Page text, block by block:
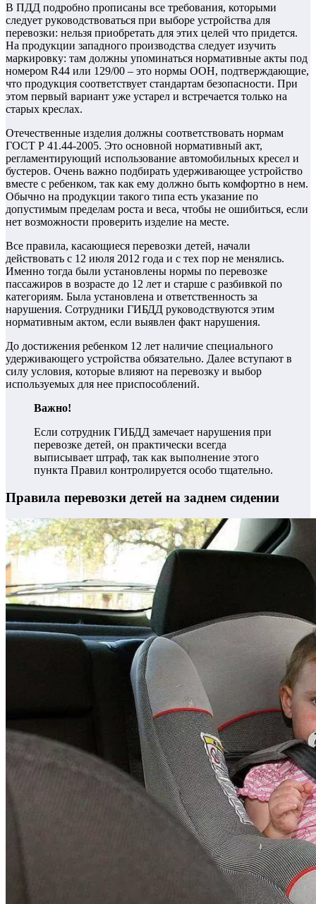
В ПДД подробно прописаны все требования, которыми
следует руководствоваться при выборе устройства для
перевозки: нельзя приобретать для этих целей что придется.
На продукции западного производства следует изучить
маркировку: там должны упоминаться нормативные акты под
номером R44 или 129/00 – это нормы ООН, подтверждающие,
что продукция соответствует стандартам безопасности. При
этом первый вариант уже устарел и встречается только на
старых креслах.
Отечественные изделия должны соответствовать нормам
ГОСТ Р 41.44-2005. Это основной нормативный акт,
регламентирующий использование автомобильных кресел и
бустеров. Очень важно подбирать удерживающее устройство
вместе с ребенком, так как ему должно быть комфортно в нем.
Обычно на продукции такого типа есть указание по
допустимым пределам роста и веса, чтобы не ошибиться, если
нет возможности проверить изделие на месте.
Все правила, касающиеся перевозки детей, начали
действовать с 12 июля 2012 года и с тех пор не менялись.
Именно тогда были установлены нормы по перевозке
пассажиров в возрасте до 12 лет и старше с разбивкой по
категориям. Была установлена и ответственность за
нарушения. Сотрудники ГИБДД руководствуются этим
нормативным актом, если выявлен факт нарушения.
До достижения ребенком 12 лет наличие специального
удерживающего устройства обязательно. Далее вступают в
силу условия, которые влияют на перевозку и выбор
используемых для нее приспособлений.
Важно!
Если сотрудник ГИБДД замечает нарушения при
перевозке детей, он практически всегда
выписывает штраф, так как выполнение этого
пункта Правил контролируется особо тщательно.
Правила перевозки детей на заднем сидении